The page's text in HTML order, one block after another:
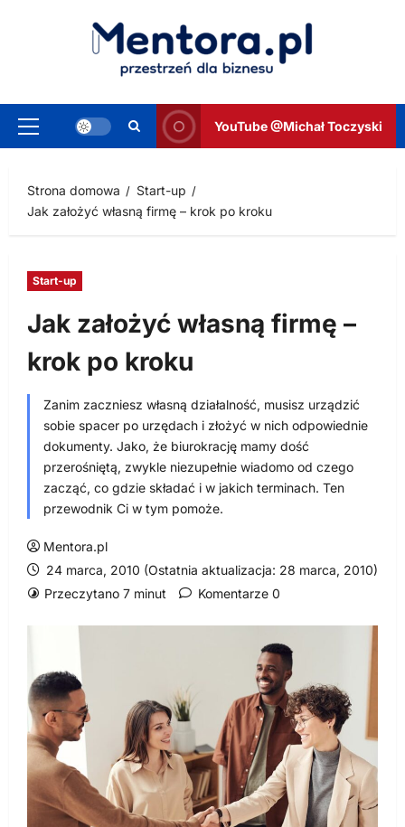
Menu
YouTube @Michał Toczyski
Strona domowa
Start-up
Jak założyć własną firmę – krok po kroku
Start-up
Jak założyć własną firmę –
krok po kroku
Zanim zaczniesz własną działalność, musisz urządzić
sobie spacer po urzędach i złożyć w nich odpowiednie
dokumenty. Jako, że biurokrację mamy dość
przerośniętą, zwykle niezupełnie wiadomo od czego
zacząć, co gdzie składać i w jakich terminach. Ten
przewodnik Ci w tym pomoże.
Mentora.pl
24 marca, 2010 (Ostatnia aktualizacja: 28 marca, 2010)
Przeczytano 7 minut
Komentarze 0